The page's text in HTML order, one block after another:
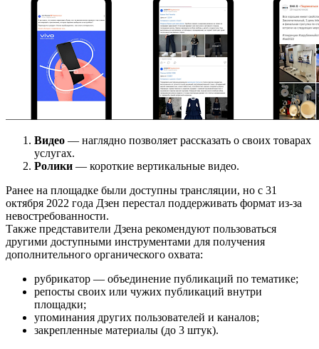
Видео — наглядно позволяет рассказать о своих товарах
услугах.
Ролики — короткие вертикальные видео.
Ранее на площадке были доступны трансляции, но с 31
октября 2022 года Дзен перестал поддерживать формат из-за
невостребованности.
Также представители Дзена рекомендуют пользоваться
другими доступными инструментами для получения
дополнительного органического охвата:
рубрикатор — объединение публикаций по тематике;
репосты своих или чужих публикаций внутри
площадки;
упоминания других пользователей и каналов;
закрепленные материалы (до 3 штук).